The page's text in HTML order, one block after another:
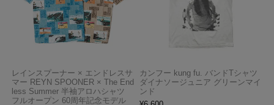
レインスプーナー × エンドレスサ
マー REYN SPOONER × The End
less Summer 半袖アロハシャツ
フルオープン 60周年記念モデル
カンフー kung fu. バンドTシャツ
ダイナソージュニア グリーンマイ
ンド